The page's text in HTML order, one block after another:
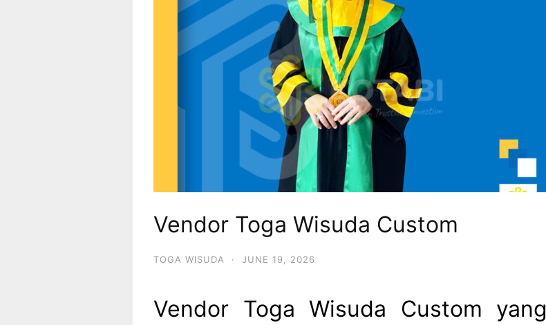
Vendor Toga Wisuda Custom
TOGA WISUDA · JUNE 19, 2026
Vendor Toga Wisuda Custom yang